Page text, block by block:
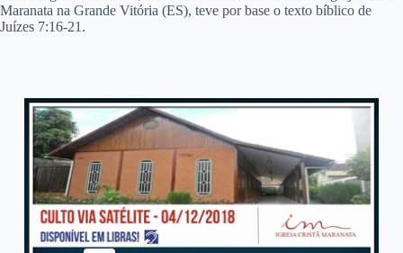
Maranata na Grande Vitória (ES), teve por base o texto bíblico de
Juízes 7:16-21.